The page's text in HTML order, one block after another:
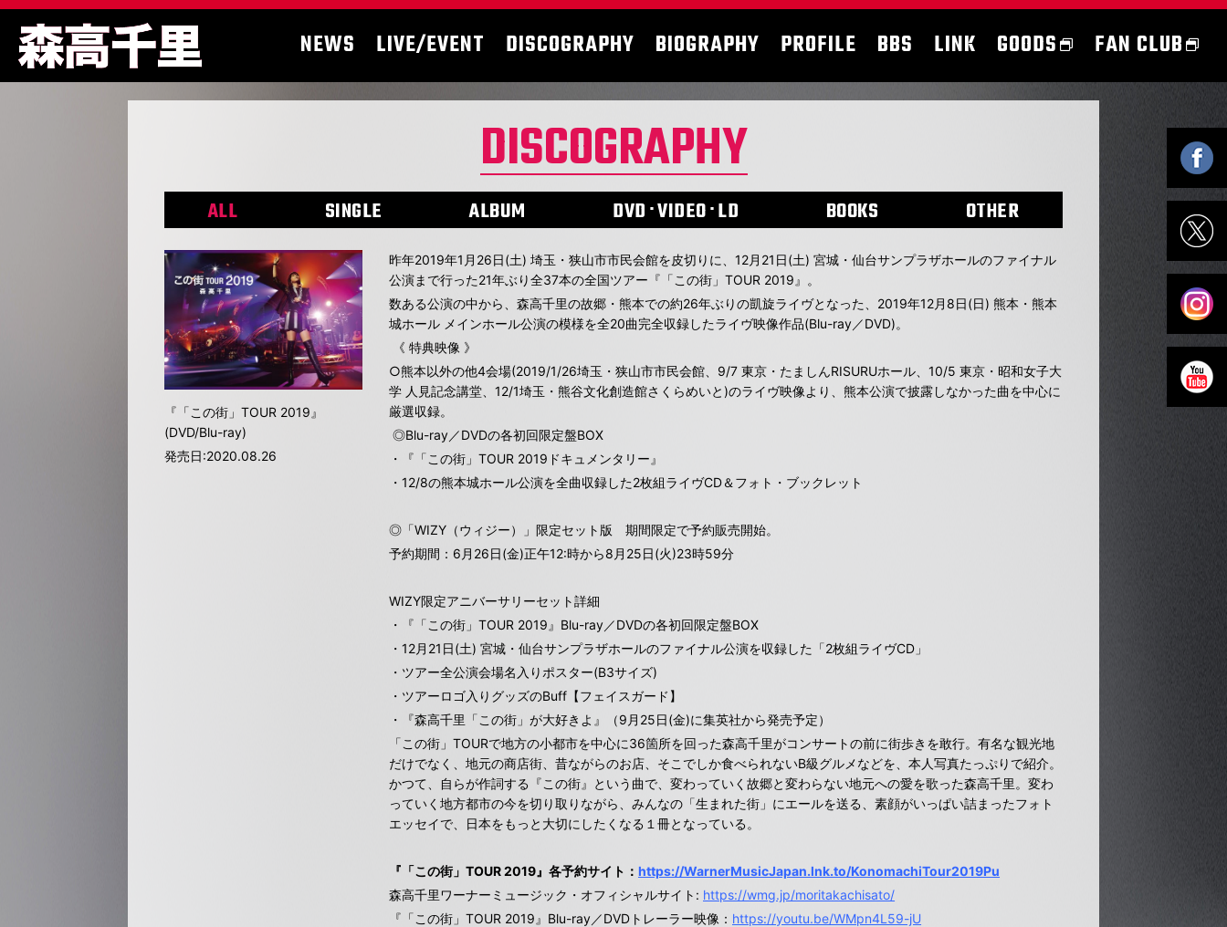
NEWS LIVE/EVENT DISCOGRAPHY BIOGRAPHY PROFILE BBS LINK GOODS FAN CLUB
DISCOGRAPHY
ALL SINGLE ALBUM DVD･VIDEO･LD BOOKS OTHER
『「この街」TOUR 2019』
(DVD/Blu-ray)
発売日:2020.08.26
昨年2019年1月26日(土) 埼玉・狭山市市民会館を皮切りに、12月21日(土) 宮城・仙台サンプラザホールのファイナル
公演まで行った21年ぶり全37本の全国ツアー『「この街」TOUR 2019』。
数ある公演の中から、森高千里の故郷・熊本での約26年ぶりの凱旋ライヴとなった、2019年12月8日(日) 熊本・熊本
城ホール メインホール公演の模様を全20曲完全収録したライヴ映像作品(Blu-ray／DVD)。
《 特典映像 》
○熊本以外の他4会場(2019/1/26埼玉・狭山市市民会館、9/7 東京・たましんRISURUホール、10/5 東京・昭和女子大
学 人見記念講堂、12/1埼玉・熊谷文化創造館さくらめいと)のライヴ映像より、熊本公演で披露しなかった曲を中心に
厳選収録。
◎Blu-ray／DVDの各初回限定盤BOX
・『「この街」TOUR 2019ドキュメンタリー』
・12/8の熊本城ホール公演を全曲収録した2枚組ライヴCD＆フォト・ブックレット
◎「WIZY（ウィジー）」限定セット版 期間限定で予約販売開始。
予約期間：6月26日(金)正午12:時から8月25日(火)23時59分
WIZY限定アニバーサリーセット詳細
・『「この街」TOUR 2019』Blu-ray／DVDの各初回限定盤BOX
・12月21日(土) 宮城・仙台サンプラザホールのファイナル公演を収録した「2枚組ライヴCD」
・ツアー全公演会場名入りポスター(B3サイズ)
・ツアーロゴ入りグッズのBuff【フェイスガード】
・『森高千里「この街」が大好きよ』（9月25日(金)に集英社から発売予定）
「この街」TOURで地方の小都市を中心に36箇所を回った森高千里がコンサートの前に街歩きを敢行。有名な観光地
だけでなく、地元の商店街、昔ながらのお店、そこでしか食べられないB級グルメなどを、本人写真たっぷりで紹介。
かつて、自らが作詞する『この街』という曲で、変わっていく故郷と変わらない地元への愛を歌った森高千里。変わ
っていく地方都市の今を切り取りながら、みんなの「生まれた街」にエールを送る、素顔がいっぱい詰まったフォト
エッセイで、日本をもっと大切にしたくなる１冊となっている。
『「この街」TOUR 2019』各予約サイト：https://WarnerMusicJapan.lnk.to/KonomachiTour2019Pu
森高千里ワーナーミュージック・オフィシャルサイト: https://wmg.jp/moritakachisato/
『「この街」TOUR 2019』Blu-ray／DVDトレーラー映像： https://youtu.be/WMpn4L59-jU